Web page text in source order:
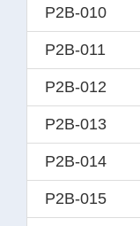
P2B-010
P2B-011
P2B-012
P2B-013
P2B-014
P2B-015